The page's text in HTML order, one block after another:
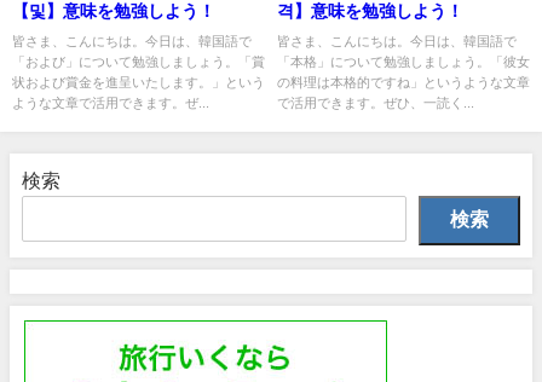
【및】意味を勉強しよう！
皆さま、こんにちは。今日は、韓国語で
「および」について勉強しましょう。「賞
状および賞金を進呈いたします。」という
ような文章で活用できます。ぜ...
격】意味を勉強しよう！
皆さま、こんにちは。今日は、韓国語で
「本格」について勉強しましょう。「彼女
の料理は本格的ですね」というような文章
で活用できます。ぜひ、一読く...
検索
検索